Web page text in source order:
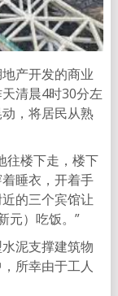
产开发的商业
清晨4时30分左
，将居民从熟
往楼下走，楼下
睡衣，开着手
的三个宾馆让
元）吃饭。”
泥支撑建筑物
所幸由于工人